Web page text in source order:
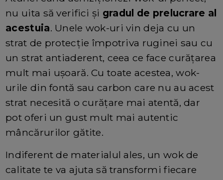
nu uita să verifici și gradul de prelucrare al
acestuia. Unele wok-uri vin deja cu un
strat de protecție împotriva ruginei sau cu
un strat antiaderent, ceea ce face curățarea
mult mai ușoară. Cu toate acestea, wok-
urile din fontă sau carbon care nu au acest
strat necesită o curățare mai atentă, dar
pot oferi un gust mult mai autentic
mâncărurilor gătite.
Indiferent de materialul ales, un wok de
calitate te va ajuta să transformi fiecare